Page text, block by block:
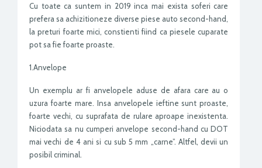
Cu toate ca suntem in 2019 inca mai exista soferi care
prefera sa achizitioneze diverse piese auto second-hand,
la preturi foarte mici, constienti fiind ca piesele cuparate
pot sa fie foarte proaste.
1.Anvelope
Un exemplu ar fi anvelopele aduse de afara care au o
uzura foarte mare. Insa anvelopele ieftine sunt proaste,
foarte vechi, cu suprafata de rulare aproape inexistenta.
Niciodata sa nu cumperi anvelope second-hand cu DOT
mai vechi de 4 ani si cu sub 5 mm „carne”. Altfel, devii un
posibil criminal.